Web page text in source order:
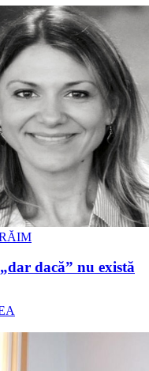
dacă” nu există